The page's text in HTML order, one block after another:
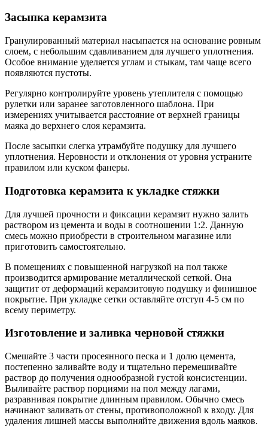
Засыпка керамзита
Гранулированный материал насыпается на основание ровным
слоем, с небольшим сдавливанием для лучшего уплотнения.
Особое внимание уделяется углам и стыкам, там чаще всего
появляются пустоты.
Регулярно контролируйте уровень утеплителя с помощью
рулетки или заранее заготовленного шаблона. При
измерениях учитывается расстояние от верхней границы
маяка до верхнего слоя керамзита.
После засыпки слегка утрамбуйте подушку для лучшего
уплотнения. Неровности и отклонения от уровня устраните
правилом или куском фанеры.
Подготовка керамзита к укладке стяжки
Для лучшей прочности и фиксации керамзит нужно залить
раствором из цемента и воды в соотношении 1:2. Данную
смесь можно приобрести в строительном магазине или
приготовить самостоятельно.
В помещениях с повышенной нагрузкой на пол также
производится армирование металлической сеткой. Она
защитит от деформаций керамзитовую подушку и финишное
покрытие. При укладке сетки оставляйте отступ 4-5 см по
всему периметру.
Изготовление и заливка черновой стяжки
Смешайте 3 части просеянного песка и 1 долю цемента,
постепенно заливайте воду и тщательно перемешивайте
раствор до получения однообразной густой консистенции.
Выливайте раствор порциями на пол между лагами,
разравнивая покрытие длинным правилом. Обычно смесь
начинают заливать от стены, противоположной к входу. Для
удаления лишней массы выполняйте движения вдоль маяков.